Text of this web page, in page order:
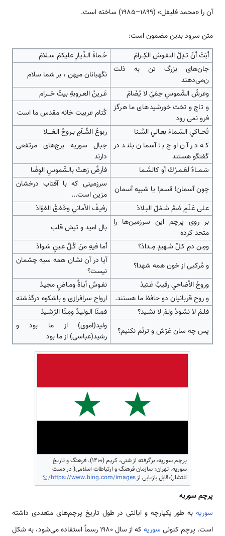
آن را «محمد فلیفل» (۱۸۹۹–۱۹۸۵) ساخته ‌‌‌‌‌‌‌است.
متن سرود بدین مضمون ‌‌‌‌‌‌‌است:
أبَتْ أنْ تـذِلَّ النفـوسُ الكِــرامْ
حُـماةَ الـدِّيارِ عليكمْ ســلامْ
جان­‌‌‌‌‌‌‌‌های بزرگ تن به ذلت
ن‌‌‌‌‌‌‌‌می‌دهند
نگهبانان میهن ، بر شما سلام
وعرشُ الشّموسِ حِمَىً لا يُضَامْ
عَـرينُ العـروبةِ بيتٌ حَـــرام
و تاج و تخت خورشید‌‌‌‌‌‌‌‌های ما هرگز
فرو نمی رود
کُنام عربیت خانه مقدس ما ‌‌‌‌‌‌‌است
تُحــاكي السّـماءَ بعـالي السَّـنا
ربوعُ الشّـآمِ بـروجُ العَــــلا
که در آن اوج با آسمان بلند در
گفتگو هستند
جبال سوریه برج‌‌‌‌‌‌‌‌های مرتفعی
دارند
سَـمــاءٌ لَعَـمـرُكَ أو كالسَّـما
فأرضٌ زهتْ بالشّموسِ الوِضَا
چون آسمان! قسم! یا شبیه آسمان
سرزمینی که با آفتاب درخشان
مزین ‌‌‌‌‌‌‌است...
عـلى عَـلَمٍ ضَمَّ شَـمْلَ البـلادْ
رفيـفُ الأماني وخَفـقُ الفؤادْ
بر روی پرچم این سرزمین­‌‌‌‌‌‌‌‌ها را
متحد کرده
بال امید و تپش قلب
ومِـن دمِ كـلِّ شَـهيدٍ مِــدادْ؟
أما فيهِ منْ كُـلِّ عـينٍ سَـوادْ
و مُرکبی از خون همه شهدا؟
آیا در آن نشان همه سیه چشمان
نیست؟
وروحُ الأضاحي رقيبٌ عَـتيدْ
نفـوسٌ أبـاةٌ ومـاضٍ مجيـدْ
و روح قربانیان دو حافظ ما هستند.
ارواح سرافرازی و باشکوه درگذشته
فلـمْ لا نَسُـودُ ولِمْ لا نشـيد؟
فمِـنّا الـوليـدُ ومِـنّا الرّشـيدْ
پس چه سان غرّش و ترنّم نکنیم؟
ولید(اموی) از ما بود و
رشید(عباسی) از ما بود
پرچم سوریه، برگرفته از شنی، کریم (۱۴۰۰). فرهنگ و تاریخ
سوریه. تهران: سازمان فرهنگ و ارتباطات اسلامی( در دست
انتشار)،قابل بازیابی ازhttps://www.bing.com/images/
پرچم سوریه
سوریه به طور یک­پارچه و ایالتی در طول تاریخ پرچم­‌‌‌‌‌‌‌‌های متعددی داشته
‌‌‌‌‌‌‌است. پرچم کنونی سوریه
که از سال 1980 رسماً ‌‌‌‌‌‌‌استفاده ‌‌‌‌‌‌‌‌می‌شود، به شکل